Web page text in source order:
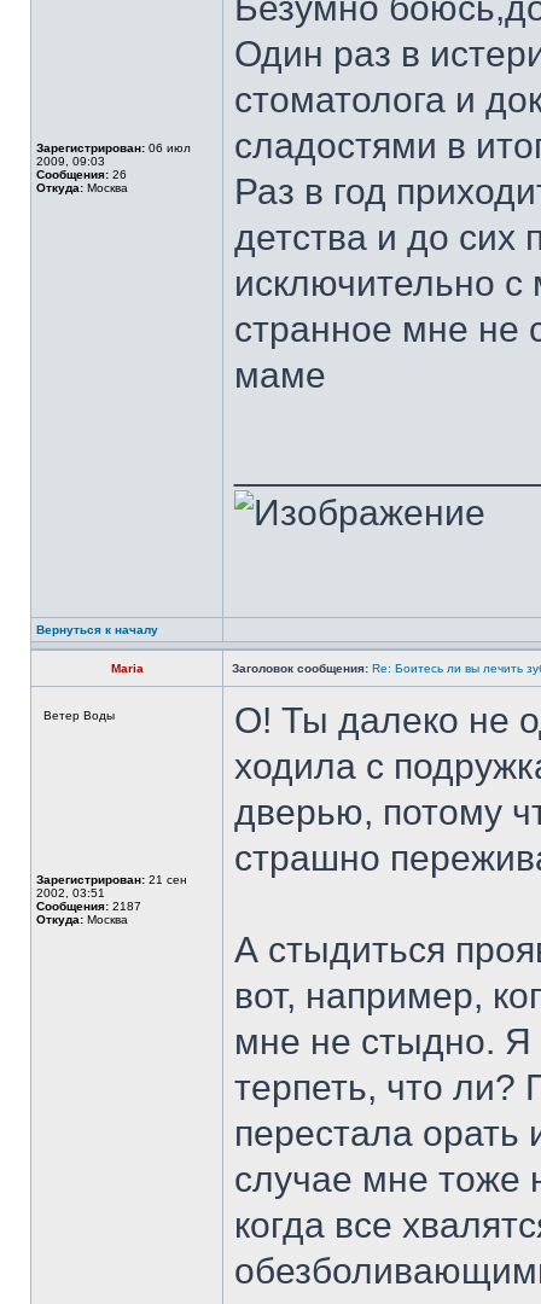
Зарегистрирован: 06 июл
2009, 09:03
Сообщения: 26
Откуда: Москва
Один раз в
стоматолога и
сладостями в
Раз в год
детства и до сих
исключительно с
странное мне не
маме
Вернуться к началу
Maria Заголовок сообщения: Re: Боитесь ли вы лечить
Ветер Воды
Зарегистрирован: 21 сен
2002, 03:51
Сообщения: 2187
Откуда: Москва
О! Ты далеко не
ходила с
дверью, потому
страшно
А стыдиться
вот, например,
мне не стыдно. Я
терпеть, что ли?
перестала орать
случае мне тоже
когда все